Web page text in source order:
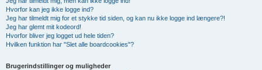
Hvorfor kan jeg ikke logge ind?
Jeg har tilmeldt mig for et stykke tid siden, og kan nu ikke logge ind længere?!
Jeg har glemt mit kodeord!
Hvorfor bliver jeg logget ud hele tiden?
Hvilken funktion har "Slet alle boardcookies"?
Brugerindstillinger og muligheder